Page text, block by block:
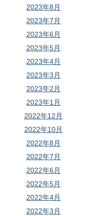
2023年8月
2023年7月
2023年6月
2023年5月
2023年4月
2023年3月
2023年2月
2023年1月
2022年12月
2022年10月
2022年8月
2022年7月
2022年6月
2022年5月
2022年4月
2022年3月